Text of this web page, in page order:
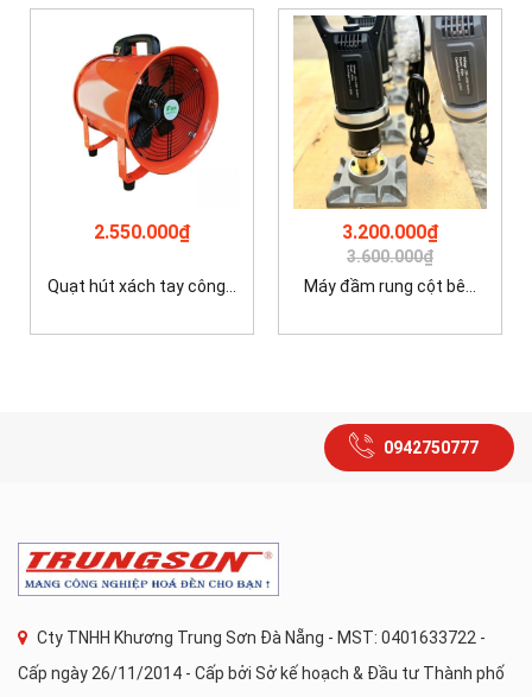
2.550.000₫
Quạt hút xách tay công...
3.200.000₫
3.600.000₫
Máy đầm rung cột bê...
0942750777
Cty TNHH Khương Trung Sơn Đà Nẵng - MST: 0401633722 -
Cấp ngày 26/11/2014 - Cấp bởi Sở kế hoạch & Đầu tư Thành phố